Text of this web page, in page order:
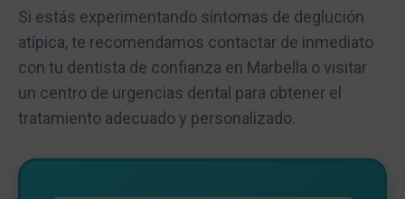
Si estás experimentando síntomas de deglución
atípica, te recomendamos contactar de inmediato
con tu dentista de confianza en Marbella o visitar
un centro de urgencias dental para obtener el
tratamiento adecuado y personalizado.